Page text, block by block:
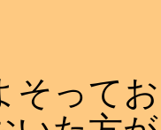
そって